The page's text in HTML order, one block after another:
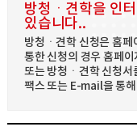
방청ㆍ견학을 인
있습니다..
방청ㆍ견학 신청은 홈
통한 신청의 경우 홈페
또는 방청ㆍ견학 신청서
팩스 또는 E-mail을 통